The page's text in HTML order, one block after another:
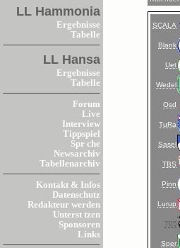
LL Hammonia
Ergebnisse
Tabelle
LL Hansa
Ergebnisse
Tabelle
Forum
Live
Interview
Tippspiel
Spr che
Newsarchiv
Tabellenarchiv
Kontakt & Infos
Datenschutz
Redakteur werden
Unterst tzen
Sponsoren
Links
SCALA
Blank
Uet
Wedel
Osd
TuRa
Sasel
TBS
Pinn
Lurup
T05
Sper